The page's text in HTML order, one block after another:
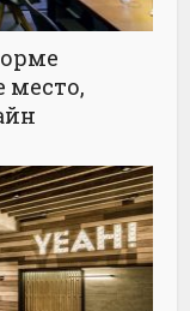
место,